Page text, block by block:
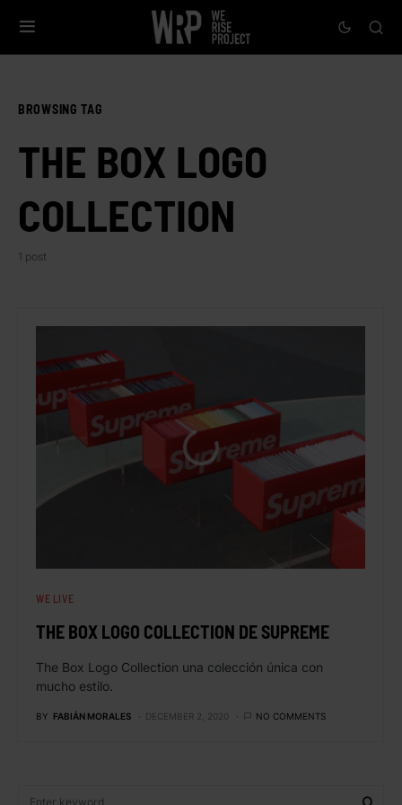
BROWSING TAG
THE BOX LOGO
COLLECTION
1 post
WE LIVE
THE BOX LOGO COLLECTION DE SUPREME
The Box Logo Collection una colección única con
mucho estilo.
BY FABIÁN MORALES DECEMBER 2, 2020 NO COMMENTS